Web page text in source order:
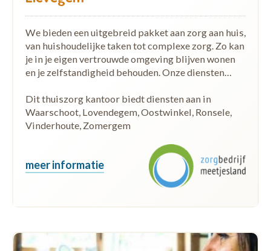
We bieden een uitgebreid pakket aan zorg aan huis,
van huishoudelijke taken tot complexe zorg. Zo kan
je in je eigen vertrouwde omgeving blijven wonen
en je zelfstandigheid behouden. Onze diensten…
Dit thuiszorg kantoor biedt diensten aan in
Waarschoot, Lovendegem, Oostwinkel, Ronsele,
Vinderhoute, Zomergem
meer informatie